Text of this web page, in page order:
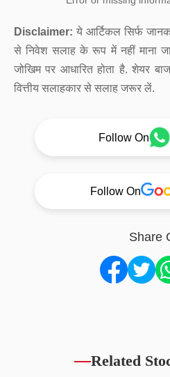
Disclaimer: ये आर्टिकल सिर्फ
से निवेश सलाह के रूप में नहीं माना
जोखिम पर आधारित होता है. शेयर
वित्तीय सलाहकार से सलाह जरूर लें.
Follow On
Follow On
Share
Related